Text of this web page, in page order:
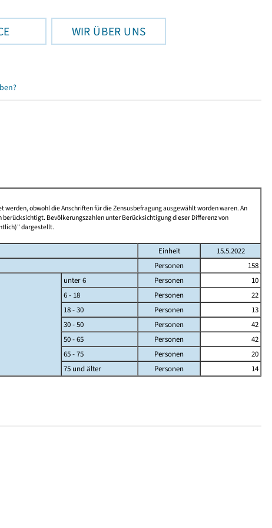
WIR ÜBER UNS
obwohl die Anschriften für die Zensusbefragung ausgewählt worden waren. An
Bevölkerungszahlen unter Berücksichtigung dieser Differenz von
dargestellt.
Einheit
15.5.2022
Personen
158
unter 6 Personen
10
6 - 18
Personen
22
18 - 30
Personen
13
30 - 50
Personen
42
50 - 65
Personen
42
65 - 75
Personen
20
75 und älter
Personen 14